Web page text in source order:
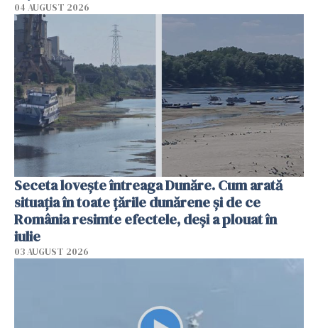
04 AUGUST 2026
Seceta lovește întreaga Dunăre. Cum arată
situația în toate țările dunărene și de ce
România resimte efectele, deși a plouat în
iulie
03 AUGUST 2026